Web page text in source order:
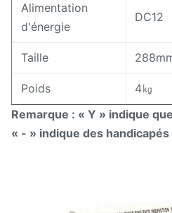
Alimentation
d'énergie
DC12
Taille
Poids
4㎏
Remarque : « Y » indique
« - » indique des